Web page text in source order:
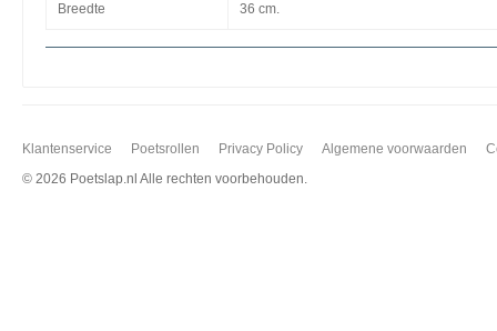
Breedte 36 cm.
Klantenservice Poetsrollen Privacy Policy Algemene voorwaarden
© 2026 Poetslap.nl Alle rechten voorbehouden.